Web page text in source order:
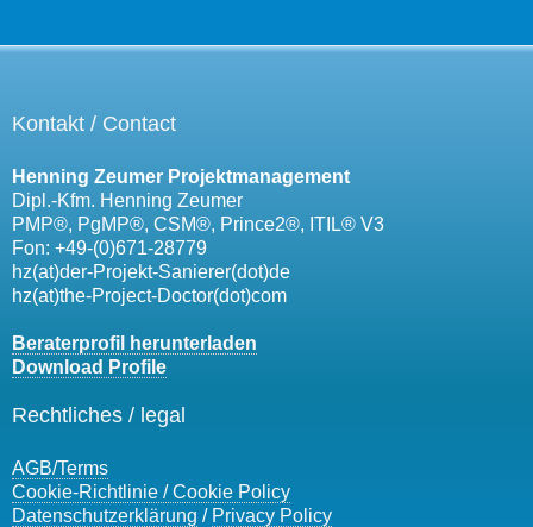
Kontakt / Contact
Henning Zeumer Projektmanagement
Dipl.-Kfm. Henning Zeumer
PMP®, PgMP®, CSM®, Prince2®, ITIL® V3
Fon: +49-(0)671-28779
hz(at)der-Projekt-Sanierer(dot)de
hz(at)the-Project-Doctor(dot)com
Beraterprofil herunterladen
Download Profile
Rechtliches / legal
AGB/Terms
Cookie-Richtlinie / Cookie Policy
Datenschutzerklärung / Privacy Policy